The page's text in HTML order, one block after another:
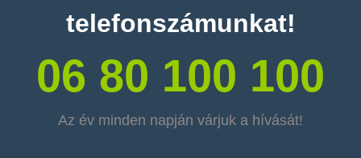
telefonszámunkat!
06 80 100 100
Az év minden napján várjuk a hívását!